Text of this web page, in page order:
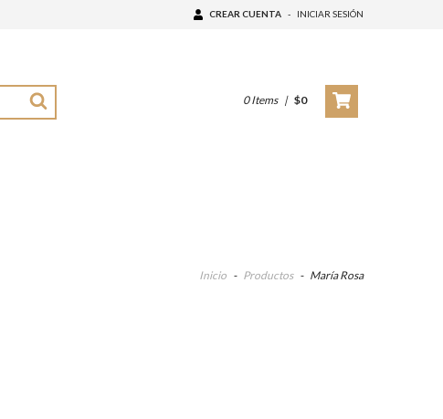
CREAR CUENTA - INICIAR SESIÓN
0Items | $0
Inicio - Productos - María Rosa